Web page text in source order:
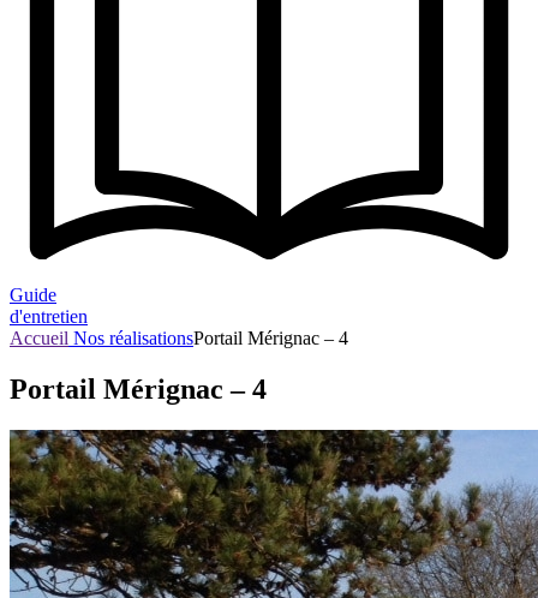
Guide
d'entretien
Accueil Nos réalisationsPortail Mérignac – 4
Portail Mérignac – 4